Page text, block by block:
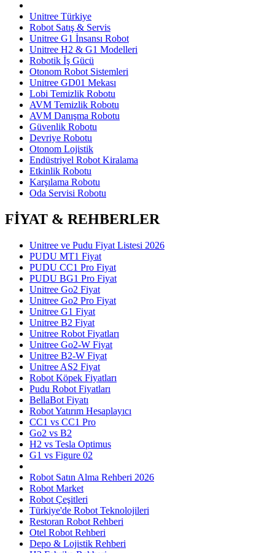
Unitree Türkiye
Robot Satış & Servis
Unitree G1 İnsansı Robot
Unitree H2 & G1 Modelleri
Robotik İş Gücü
Otonom Robot Sistemleri
Unitree GD01 Mekası
Lobi Temizlik Robotu
AVM Temizlik Robotu
AVM Danışma Robotu
Güvenlik Robotu
Devriye Robotu
Otonom Lojistik
Endüstriyel Robot Kiralama
Etkinlik Robotu
Karşılama Robotu
Oda Servisi Robotu
FİYAT & REHBERLER
Unitree ve Pudu Fiyat Listesi 2026
PUDU MT1 Fiyat
PUDU CC1 Pro Fiyat
PUDU BG1 Pro Fiyat
Unitree Go2 Fiyat
Unitree Go2 Pro Fiyat
Unitree G1 Fiyat
Unitree B2 Fiyat
Unitree Robot Fiyatları
Unitree Go2-W Fiyat
Unitree B2-W Fiyat
Unitree AS2 Fiyat
Robot Köpek Fiyatları
Pudu Robot Fiyatları
BellaBot Fiyatı
Robot Yatırım Hesaplayıcı
CC1 vs CC1 Pro
Go2 vs B2
H2 vs Tesla Optimus
G1 vs Figure 02
Robot Satın Alma Rehberi 2026
Robot Market
Robot Çeşitleri
Türkiye'de Robot Teknolojileri
Restoran Robot Rehberi
Otel Robot Rehberi
Depo & Lojistik Rehberi